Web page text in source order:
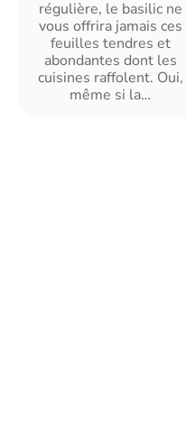
régulière, le basilic ne
vous offrira jamais ces
feuilles tendres et
abondantes dont les
cuisines raffolent. Oui,
même si la…